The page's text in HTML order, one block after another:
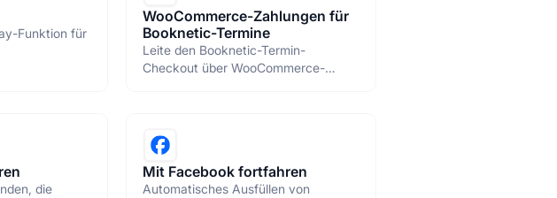
Funktion für
WooCommerce-Zahlungen für
Booknetic-Termine
Leite den Booknetic-Termin-
Checkout über WooCommerce-
die
Mit Facebook fortfahren
Automatisches Ausfüllen von